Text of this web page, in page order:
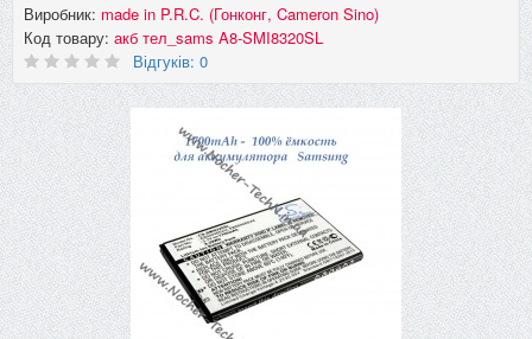
Виробник: made in P.R.C. (Гонконг, Cameron Sino)
Код товару: акб тел_sams A8-SMI8320SL
Відгуків: 0